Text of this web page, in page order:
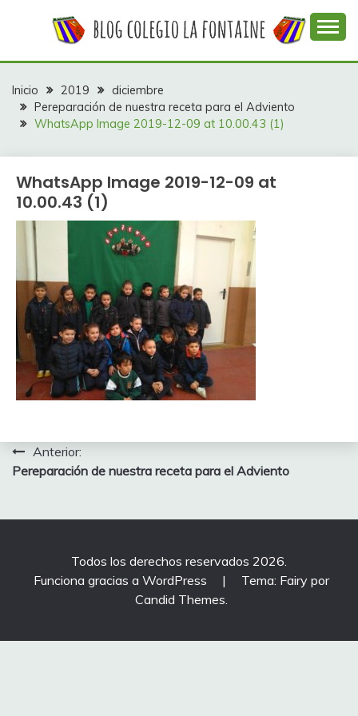
COLEGIO LA
FONTAINE
colegio La Fontaine
Inicio 2019
diciembre
Pereparación de nuestra receta para el Adviento
WhatsApp Image 2019-12-09 at 10.00.43 (1)
WhatsApp Image 2019-12-09 at
10.00.43 (1)
Navegación
de
entradas
Anterior:
Pereparación de nuestra receta para el Adviento
Todos los derechos reservados 2026.
Funciona gracias a WordPress
|
Tema: Fairy por
Candid Themes